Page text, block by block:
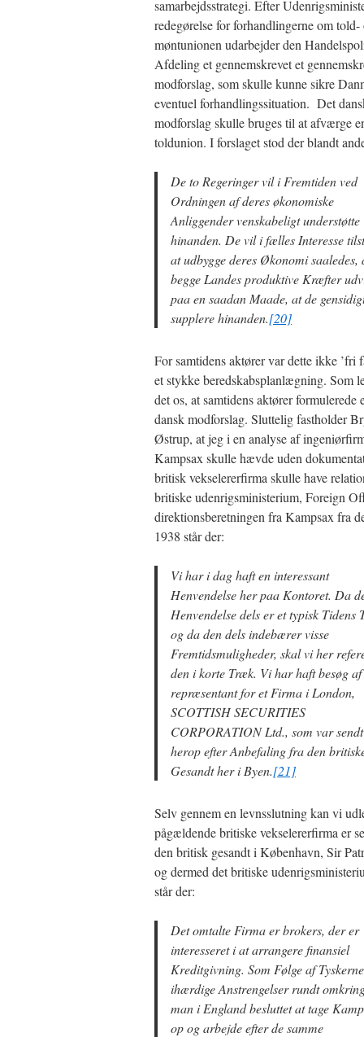
samarbejdsstrategi. Efter
redegørelse for forhandlingerne om told-
møntunionen udarbejder den
Afdeling et gennemskrevet et
modforslag, som skulle kunne sikre
eventuel forhandlingssituation. Det
modforslag skulle bruges til at afværge
toldunion. I forslaget stod der blandt
De to Regeringer vil i Fremtiden ved
Ordningen af deres økonomiske
Anliggender venskabeligt understøtte
hinanden. De vil i fælles Interesse
at udbygge deres Økonomi saaledes,
begge Landes produktive Kræfter
paa en saadan Maade, at de
supplere hinanden.[20]
For samtidens aktører var dette ikke ’fri
et stykke beredskabsplanlægning. Som
det os, at samtidens aktører formulerede
dansk modforslag. Sluttelig fastholder
Østrup, at jeg i en analyse af
Kampsax skulle hævde uden
britisk vekselererfirma skulle have
britiske udenrigsministerium, Foreign
direktionsberetningen fra Kampsax fra
1938 står der:
Vi har i dag haft en interessant
Henvendelse her paa Kontoret. Da
Henvendelse dels er et typisk Tidens
og da den dels indebærer visse
Fremtidsmuligheder, skal vi her
den i korte Træk. Vi har haft besøg af
repræsentant for et Firma i London,
SCOTTISH SECURITIES
CORPORATION Ltd., som var sendt
herop efter Anbefaling fra den
Gesandt her i Byen.[21]
Selv gennem en levnsslutning kan vi
pågældende britiske vekselererfirma er
den britisk gesandt i København, Sir
og dermed det britiske
står der:
Det omtalte Firma er brokers, der er
interesseret i at arrangere finansiel
Kreditgivning. Som Følge af
ihærdige Anstrengelser rundt
man i England besluttet at tage
op og arbejde efter de samme